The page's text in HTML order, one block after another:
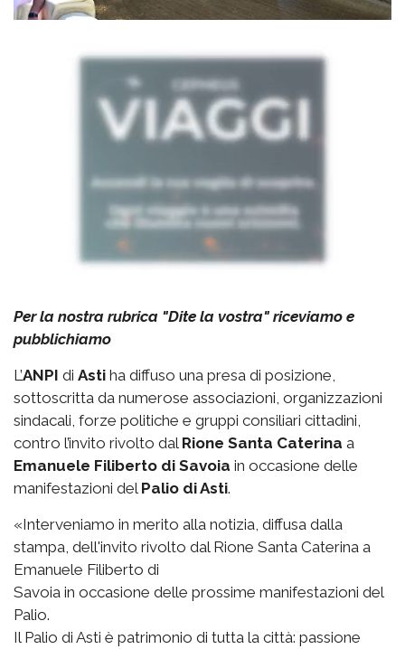
Per la nostra rubrica "Dite la vostra" riceviamo e
pubblichiamo
L’ANPI di Asti ha diffuso una presa di posizione,
sottoscritta da numerose associazioni, organizzazioni
sindacali, forze politiche e gruppi consiliari cittadini,
contro l’invito rivolto dal Rione Santa Caterina a
Emanuele Filiberto di Savoia in occasione delle
manifestazioni del Palio di Asti.
«Interveniamo in merito alla notizia, diffusa dalla
stampa, dell'invito rivolto dal Rione Santa Caterina a
Emanuele Filiberto di
Savoia in occasione delle prossime manifestazioni del
Palio.
Il Palio di Asti è patrimonio di tutta la città: passione